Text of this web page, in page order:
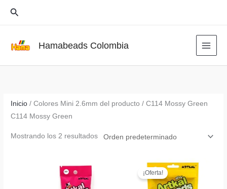
Buscar
Hamabeads Colombia
Inicio / Colores Mini 2.6mm del producto / C114 Mossy Green
C114 Mossy Green
Mostrando los 2 resultados
¡Oferta!